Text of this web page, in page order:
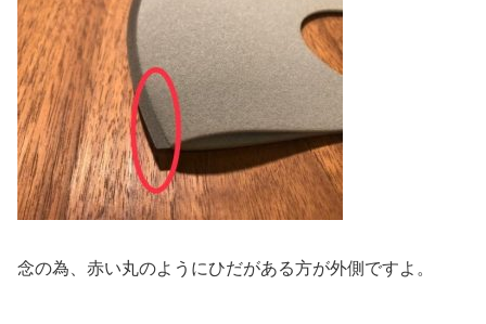
念の為、赤い丸のようにひだがある方が外側ですよ。